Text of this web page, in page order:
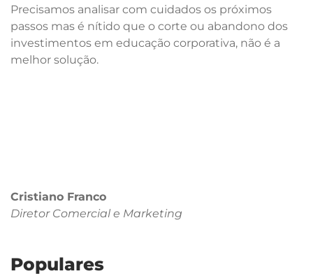
Precisamos analisar com cuidados os próximos
passos mas é nítido que o corte ou abandono dos
investimentos em educação corporativa, não é a
melhor solução.
Cristiano Franco
Diretor Comercial e Marketing
Populares